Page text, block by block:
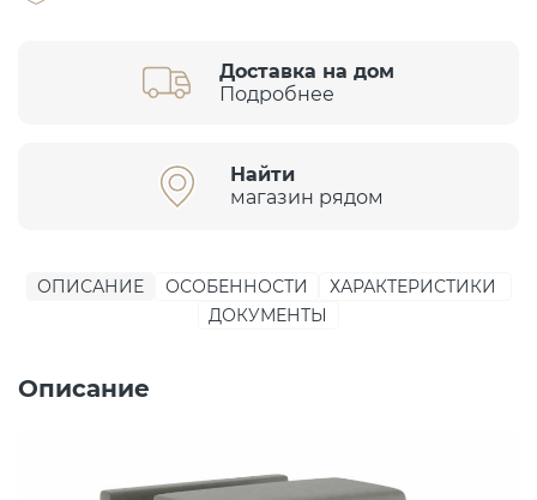
Доставка на дом
Подробнее
Найти
магазин рядом
ОПИСАНИЕ ОСОБЕННОСТИ
ХАРАКТЕРИСТИКИ
ДОКУМЕНТЫ
Описание